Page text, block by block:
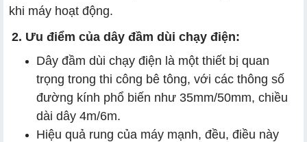
khi máy hoạt động.
2. Ưu điểm của dây đầm dùi chạy điện:
Dây đầm dùi chạy điện là một thiết bị quan
trọng trong thi công bê tông, với các thông số
đường kính phổ biến như 35mm/50mm, chiều
dài dây 4m/6m.
Hiệu quả rung của máy mạnh, đều, điều này